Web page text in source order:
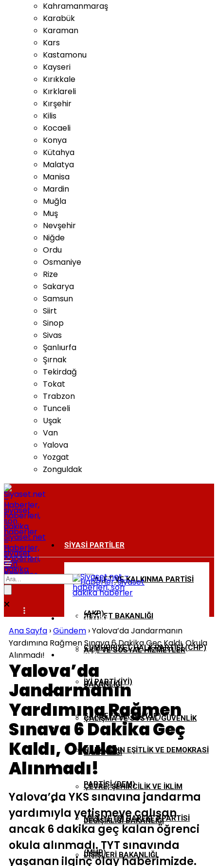
Kahramanmaraş
Karabük
Karaman
Kars
Kastamonu
Kayseri
Kırıkkale
Kırklareli
Kırşehir
Kilis
Kocaeli
Konya
Kütahya
Malatya
Manisa
Mardin
Muğla
Muş
Nevşehir
Niğde
Ordu
Osmaniye
Rize
Sakarya
Samsun
Siirt
Sinop
Sivas
Şanlıurfa
Şırnak
Tekirdağ
Tokat
Trabzon
Tunceli
Uşak
Van
Yalova
Yozgat
Zonguldak
Siyaset.net
–
Haberler,
siyaset
haberleri,
son
dakika
haberler
SIYASI PARTILER
ADALET VE KALKINMA PARTISI
(AKP)
CUMHURIYET HALK PARTISI (CHP)
İYI PARTI (İYİ)
SAADET PARTISI (SP)
HALKLARIN EŞITLIK VE DEMOKRASI
PARTISI (DEM)
MILLIYETÇI HAREKET PARTISI
(MHP)
BAKANLIKLAR
ADALET BAKANLIĞI
AILE VE SOSYAL HIZMETLER
BAKANLIĞI
ÇALIŞMA VE SOSYAL GÜVENLIK
BAKANLIĞI
ÇEVRE, ŞEHIRCILIK VE İKLIM
DEĞIŞIKLIĞI BAKANLIĞI
DIŞIŞLERI BAKANLIĞI
DIŞ POLITIKA
EKONOMI
GÜNDEM
TBMM
YEREL YÖNETIMLER
Ana Sayfa ›Gündem ›Yalova’da Jandarmanın
Yardımına Rağmen Sınava 6 Dakika Geç Kaldı, Okula
Alınmadı!
Yalova’da
Jandarmanın
Yardımına Rağmen
Sınava 6 Dakika Geç
Kaldı, Okula
Alınmadı!
Yalova’da YKS sınavına jandarma
yardımıyla yetişmeye çalışan
ancak 6 dakika geç kalan öğrenci
okula alınmadı. TYT sınavında
yaşanan ilginç olay haberimizde.